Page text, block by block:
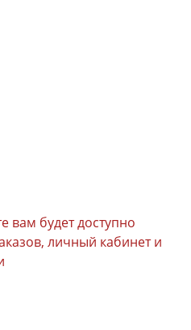
вам будет доступно
личный кабинет и